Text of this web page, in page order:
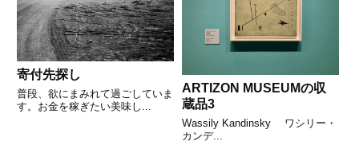
寄付先探し
普段、欲にまみれて過ごしていま
す。お金を稼ぎたい美味し...
ARTIZON MUSEUMの収
蔵品3
Wassily Kandinsky ワシリー・
カンデ...